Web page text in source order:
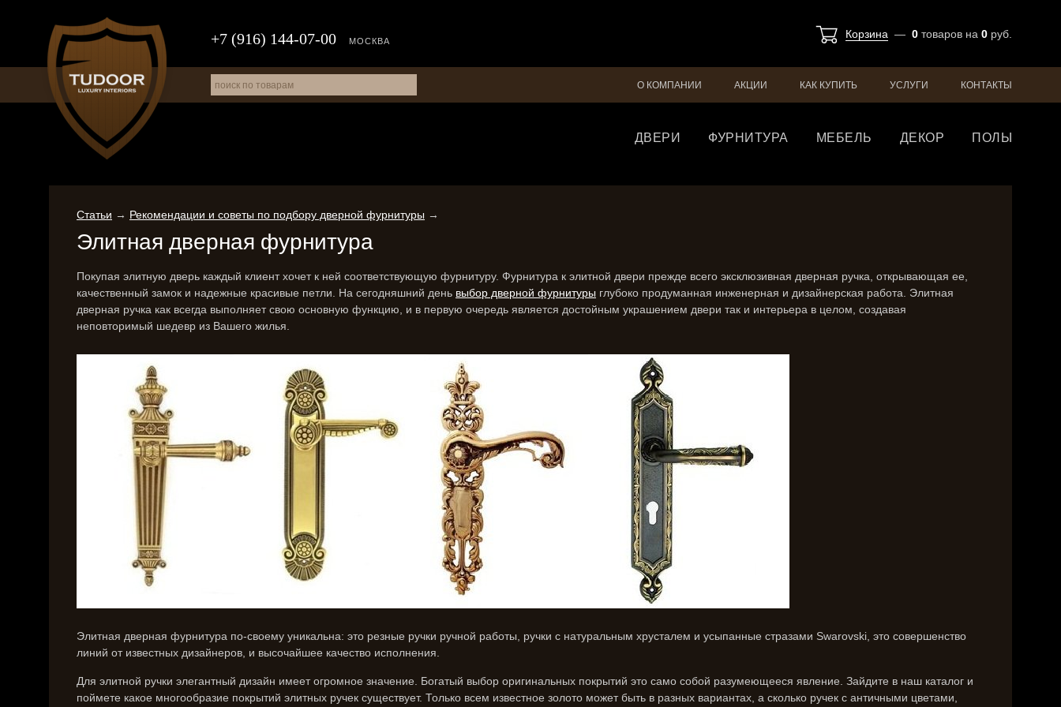
Корзина — 0 товаров на 0 руб.
+7 (916) 144-07-00 МОСКВА
О КОМПАНИИ АКЦИИ КАК КУПИТЬ УСЛУГИ КОНТАКТЫ
ДВЕРИ ФУРНИТУРА МЕБЕЛЬ ДЕКОР ПОЛЫ
Статьи → Рекомендации и советы по подбору дверной фурнитуры →
Элитная дверная фурнитура
Покупая элитную дверь каждый клиент хочет к ней соответствующую фурнитуру. Фурнитура к элитной двери прежде всего эксклюзивная дверная ручка, открывающая ее,
качественный замок и надежные красивые петли. На сегодняшний день выбор дверной фурнитуры глубоко продуманная инженерная и дизайнерская работа. Элитная
дверная ручка как всегда выполняет свою основную функцию, и в первую очередь является достойным украшением двери так и интерьера в целом, создавая
неповторимый шедевр из Вашего жилья.
Элитная дверная фурнитура по-своему уникальна: это резные ручки ручной работы, ручки с натуральным хрусталем и усыпанные стразами Swarovski, это совершенство
линий от известных дизайнеров, и высочайшее качество исполнения.
Для элитной ручки элегантный дизайн имеет огромное значение. Богатый выбор оригинальных покрытий это само собой разумеющееся явление. Зайдите в наш каталог и
поймете какое многообразие покрытий элитных ручек существует. Только всем известное золото может быть в разных вариантах, а сколько ручек с античными цветами,